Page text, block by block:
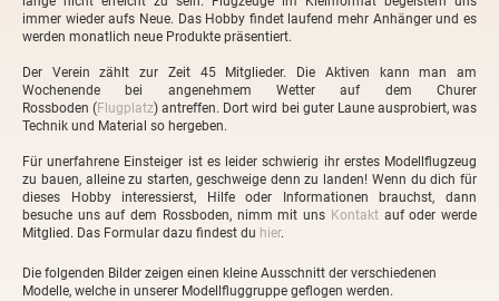
immer wieder aufs Neue. Das Hobby findet laufend mehr Anhänger und es
werden monatlich neue Produkte präsentiert.
Der Verein zählt zur Zeit 45 Mitglieder. Die Aktiven kann man am
Wochenende bei angenehmem Wetter auf dem Churer
Rossboden (Flugplatz) antreffen. Dort wird bei guter Laune ausprobiert, was
Technik und Material so hergeben.
Für unerfahrene Einsteiger ist es leider schwierig ihr erstes Modellflugzeug
zu bauen, alleine zu starten, geschweige denn zu landen! Wenn du dich für
dieses Hobby interessierst, Hilfe oder Informationen brauchst, dann
besuche uns auf dem Rossboden, nimm mit uns Kontaktauf oder werde
Mitglied. Das Formular dazu findest du hier.
Die folgenden Bilder zeigen einen kleine Ausschnitt der verschiedenen
Modelle, welche in unserer Modellfluggruppe geflogen werden.